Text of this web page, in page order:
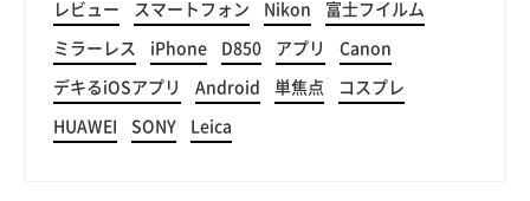
レビュー スマートフォン Nikon 富士フイルム
ミラーレス iPhone D850 アプリ Canon
デキるiOSアプリ Android 単焦点 コスプレ
HUAWEI SONY Leica